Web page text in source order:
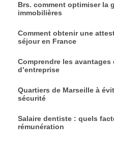
Brs. comment optimiser la
immobilières
Comment obtenir une
séjour en France
Comprendre les
d’entreprise
Quartiers de Marseille à
sécurité
Salaire dentiste : quels
rémunération